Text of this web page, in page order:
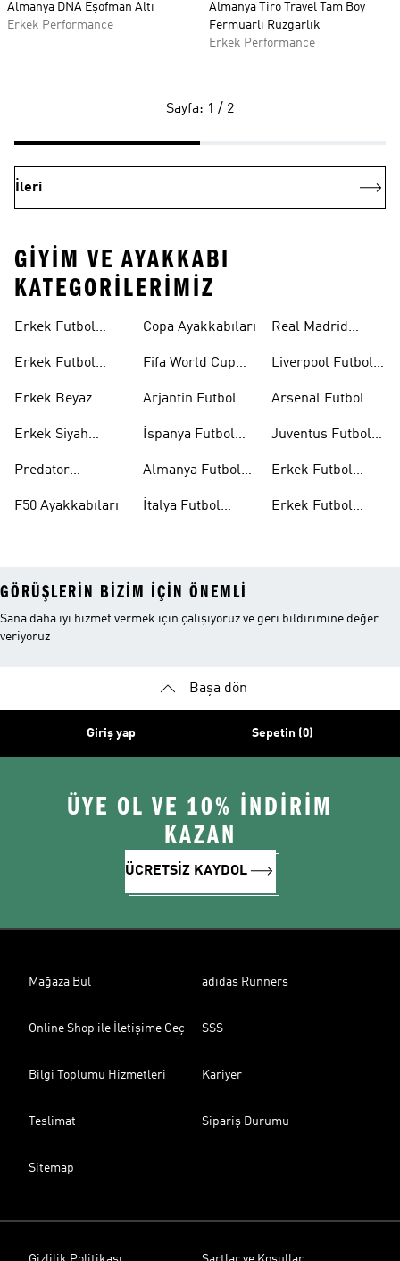
Almanya DNA Eşofman Altı
Erkek Performance
Almanya Tiro Travel Tam Boy
Fermuarlı Rüzgarlık
Erkek Performance
Sayfa: 1 / 2
İleri
GIYIM VE AYAKKABI
KATEGORILERIMIZ
Erkek Futbol
Erkek Futbol
Erkek Beyaz
Ayakkabıları
Erkek Siyah
Ayakkabıları
Predator
F50 Ayakkabıları
Copa Ayakkabıları
Fifa World Cup
Arjantin Futbol
İspanya Futbol
Almanya Futbol
İtalya Futbol
Real Madrid
Liverpool Futbol
Arsenal Futbol
Juventus Futbol
Erkek Futbol
Erkek Futbol
GÖRÜŞLERIN BIZIM IÇIN ÖNEMLI
Sana daha iyi hizmet vermek için çalışıyoruz ve geri bildirimine değer
veriyoruz
Başa dön
Giriş yap Sepetin (0)
ÜYE OL VE 10% İNDİRİM
KAZAN
ÜCRETSİZ KAYDOL
Mağaza Bul adidas Runners
Online Shop ile İletişime Geç SSS
Bilgi Toplumu Hizmetleri Kariyer
Teslimat Sipariş Durumu
Sitemap